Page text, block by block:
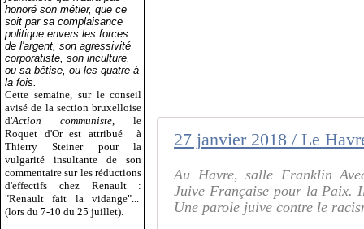
honoré son métier, que ce
soit par sa complaisance
politique envers les forces
de l'argent, son agressivité
corporatiste, son inculture,
ou sa bêtise, ou les quatre à
la fois.
Cette semaine, sur le conseil
avisé de la section bruxelloise
d'Action communiste , le
Roquet d'Or est attribué
à
Thierry Steiner pour la
vulgarité insultante de son
commentaire sur les réductions
d'effectifs chez Renault :
"Renault fait la vidange"...
(lors du 7-10 du 25 juillet).
Au Havre, salle Franklin
Juive Française pour la Paix.
Une parole juive contre le